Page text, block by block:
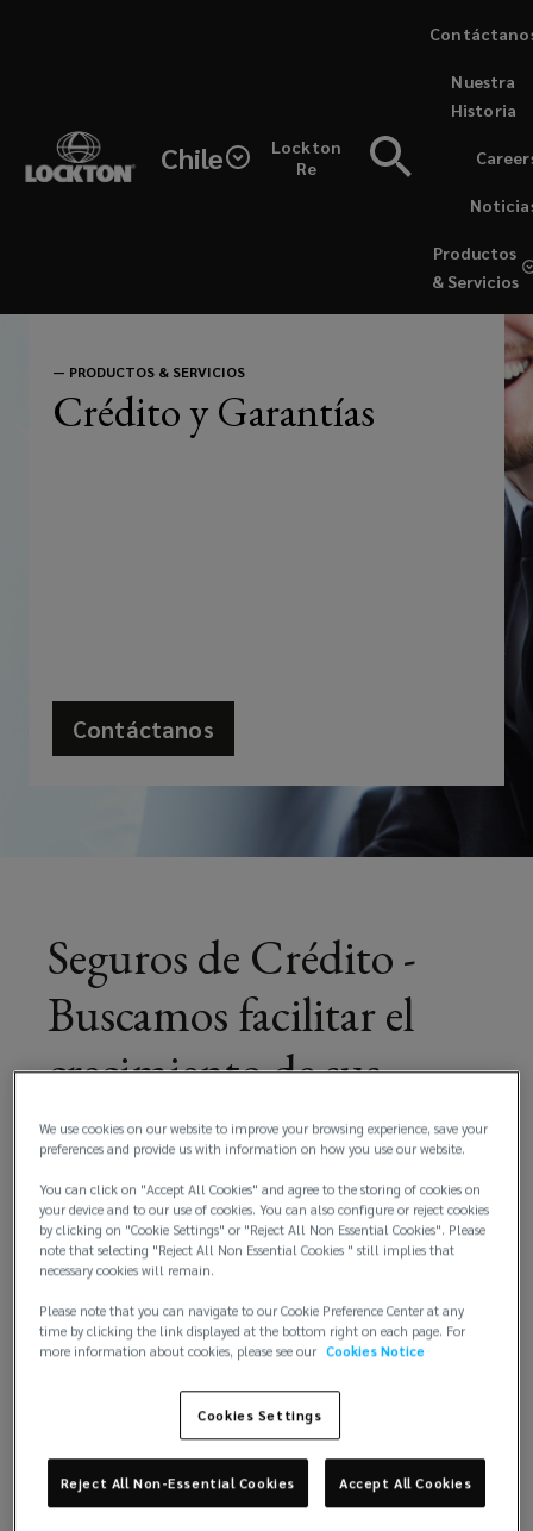
Chile
Lockton
Re
Productos
& Servicios
Nuestra
Historia
new
crédito
una
garantizar
pague
por
los
bienes
servicios
que
— PRODUCTOS & SERVICIOS
Crédito y Garantías
Contáctanos
(opens
Seguros de Crédito -
Buscamos facilitar el
crecimiento de sus
ventas, protegiendo su
flujo de caja y
rentabilidad
(opens(opens
window)
(opens
new
window)
El seguro de crédito es una forma sencilla y
rentable de garantizar que se le pague por los
bienes y servicios que ofrece. En un clima
económico cada vez más incierto, el seguro de
We use cookies on our website to improve your browsing experience, save your
preferences and provide us with information on how you use our website.
You can click on "Accept All Cookies" and agree to the storing of cookies on
your device and to our use of cookies. You can also configure or reject cookies
by clicking on "Cookie Settings" or "Reject All Non Essential Cookies". Please
note that selecting "Reject All Non Essential Cookies " still implies that
necessary cookies will remain.
Please note that you can navigate to our Cookie Preference Center at any
time by clicking the link displayed at the bottom right on each page. For
more information about cookies, please see our Cookies Notice
Cookies Settings
Reject All Non-Essential Cookies Accept All Cookies